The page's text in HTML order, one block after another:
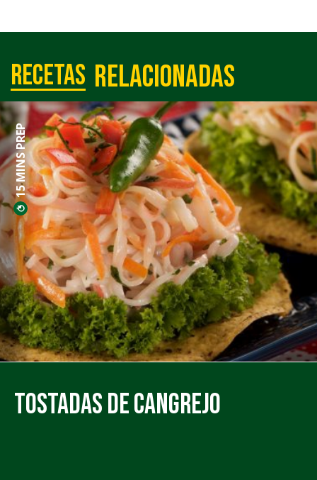
Recetas relacionadas
15 MINS PREP
Tostadas de Cangrejo